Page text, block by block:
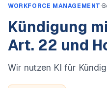
WORKFORCE MANAGEMENT·
Kündigung
Art. 22 und
Wir nutzen KI für